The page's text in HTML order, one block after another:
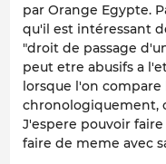
par Orange Egypte.
qu'il est intéressant
"droit de passage
peut etre abusifs a
lorsque l'on compare
chronologiquement,
J'espere pouvoir
faire de meme avec